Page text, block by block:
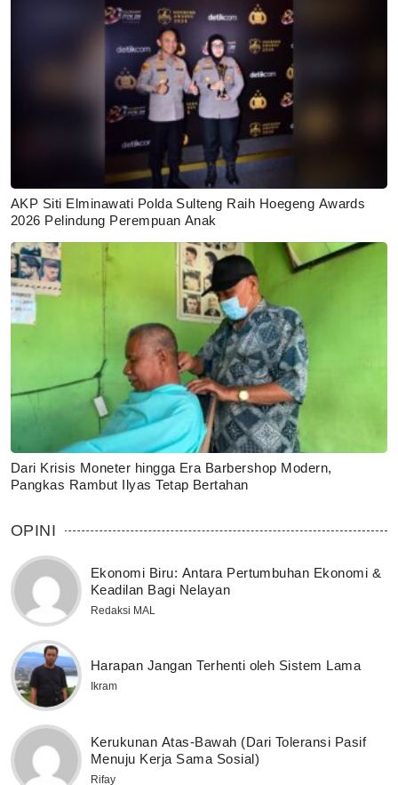
AKP Siti Elminawati Polda Sulteng Raih Hoegeng Awards
2026 Pelindung Perempuan Anak
Dari Krisis Moneter hingga Era Barbershop Modern,
Pangkas Rambut Ilyas Tetap Bertahan
OPINI
Ekonomi Biru: Antara Pertumbuhan Ekonomi &
Keadilan Bagi Nelayan
Redaksi MAL
Harapan Jangan Terhenti oleh Sistem Lama
Ikram
Kerukunan Atas-Bawah (Dari Toleransi Pasif
Menuju Kerja Sama Sosial)
Rifay